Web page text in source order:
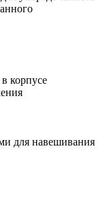
корпусе
для навешивания